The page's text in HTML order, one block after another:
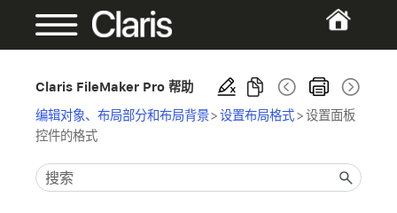
Claris FileMaker Pro 帮助
编辑对象、布局部分和布局背景> 设置布局格式>设置面板
控件的格式